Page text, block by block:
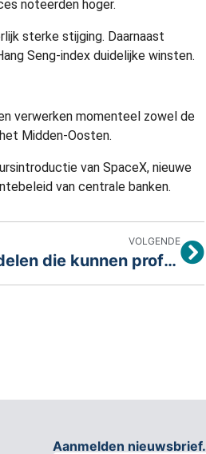
noteerden hoger.
sterke stijging. Daarnaast
Seng-index duidelijke winsten.
verwerken momenteel zowel de
Midden-Oosten.
van SpaceX, nieuwe
van centrale banken.
VOLGENDE
5 (zorg) aandelen die kunnen profiteren van de opmars van kunstmatige intelligentie
Aanmelden nieuwsbrief.